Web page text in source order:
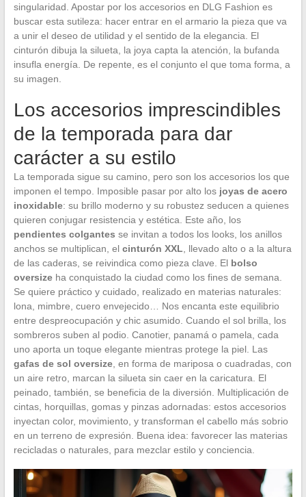
singularidad. Apostar por los accesorios en DLG Fashion es
buscar esta sutileza: hacer entrar en el armario la pieza que va
a unir el deseo de utilidad y el sentido de la elegancia. El
cinturón dibuja la silueta, la joya capta la atención, la bufanda
insufla energía. De repente, es el conjunto el que toma forma, a
su imagen.
Los accesorios imprescindibles
de la temporada para dar
carácter a su estilo
La temporada sigue su camino, pero son los accesorios los que
imponen el tempo. Imposible pasar por alto los joyas de acero
inoxidable: su brillo moderno y su robustez seducen a quienes
quieren conjugar resistencia y estética. Este año, los
pendientes colgantes se invitan a todos los looks, los anillos
anchos se multiplican, el cinturón XXL , llevado alto o a la altura
de las caderas, se reivindica como pieza clave. El bolso
oversizeha conquistado la ciudad como los fines de semana.
Se quiere práctico y cuidado, realizado en materias naturales:
lona, mimbre, cuero envejecido… Nos encanta este equilibrio
entre despreocupación y chic asumido. Cuando el sol brilla, los
sombreros suben al podio. Canotier, panamá o pamela, cada
uno aporta un toque elegante mientras protege la piel. Las
gafas de sol oversize, en forma de mariposa o cuadradas, con
un aire retro, marcan la silueta sin caer en la caricatura. El
peinado, también, se beneficia de la diversión. Multiplicación de
cintas, horquillas, gomas y pinzas adornadas: estos accesorios
inyectan color, movimiento, y transforman el cabello más sobrio
en un terreno de expresión. Buena idea: favorecer las materias
recicladas o naturales, para mezclar estilo y conciencia.